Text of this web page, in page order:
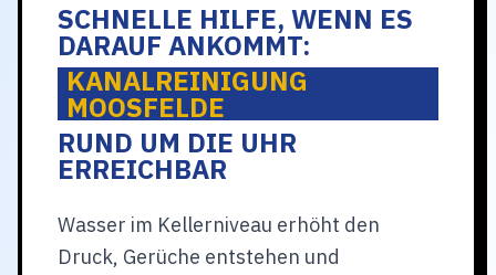
SCHNELLE HILFE, WENN ES
DARAUF ANKOMMT:
KANALREINIGUNG
MOOSFELDE
RUND UM DIE UHR
ERREICHBAR
Wasser im Kellerniveau erhöht den
Druck, Gerüche entstehen und